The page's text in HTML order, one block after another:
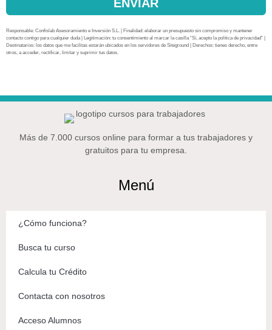
ENVIAR
Responsable: Confislab Asesoramiento e Inversión S.L. | Finalidad: elaborar un presupuesto sin compromiso y mantener
contacto contigo para cualquier duda | Legitimación: tu consentimiento al marcar la casilla “Sí, acepto la política de privacidad” |
Destinatarios: los datos que me facilitas estarán ubicados en los servidores de Siteground | Derechos: tienes derecho, entre
otros, a acceder, rectificar, limitar y suprimir tus datos.
Más de 7.000 cursos online para formar a tus trabajadores y
gratuitos para tu empresa.
Menú
¿Cómo funciona?
Busca tu curso
Calcula tu Crédito
Contacta con nosotros
Acceso Alumnos